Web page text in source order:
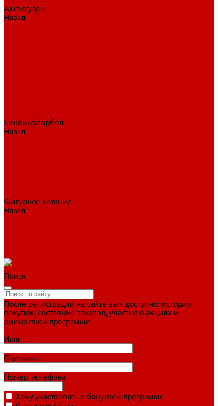
Аксессуары
Назад
Бенди/флорбол
Назад
Фигурное катание
Назад
Поиск
После регистрации на сайте вам доступно: история
покупок, состояние заказов, участие в акциях и
дисконтной программе
Имя
Фамилия
Номер телефона
Хочу участвовать в бонусной программе